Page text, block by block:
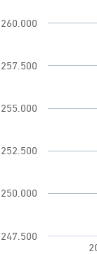
as data
chart has 1 X
chart has 1 Y
247.500
250.000
252.500
255.000
257.500
260.000